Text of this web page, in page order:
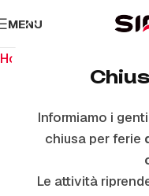
Informiamo i
chiusa per ferie
Le attività
MENU
Home
ESAURITO